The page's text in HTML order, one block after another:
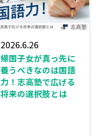
2026.6.26
帰国子女が真っ先に
養うべきなのは国語
力！志高塾で広げる
将来の選択肢とは